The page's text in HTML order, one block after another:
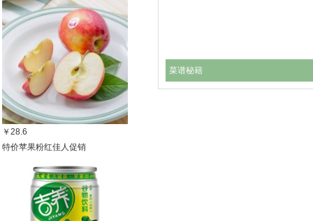
￥28.6
特价苹果粉红佳人促销
菜谱秘籍